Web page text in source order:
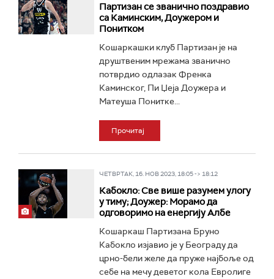
Партизан се званично поздравио
са Каминским, Доужером и
Понитком
Кошаркашки клуб Партизан је на
друштвеним мрежама званично
потврдио одлазак Френка
Каминског, Пи Џеја Доужера и
Матеуша Понитке...
Прочитај
ЧЕТВРТАК, 16. НОВ 2023, 18:05 -> 18:12
Кабокло: Све више разумем улогу
у тиму; Доужер: Морамо да
одговоримо на енергију Албе
Кошаркаш Партизана Бруно
Кабокло изјавио је у Београду да
црно-бели желе да пруже најбоље од
себе на мечу деветог кола Евролиге